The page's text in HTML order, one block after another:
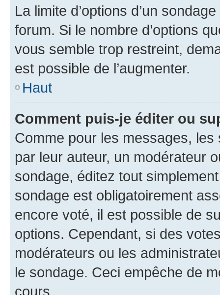
La limite d’options d’un
forum. Si le nombre d’options
vous semble trop restreint,
est possible de l’augmenter.
Haut
Comment puis-je éditer ou
Comme pour les messages,
par leur auteur, un modérateur
sondage, éditez tout
sondage est obligatoirement
encore voté, il est possible de
options. Cependant, si des
modérateurs ou les
le sondage. Ceci empêche de
cours.